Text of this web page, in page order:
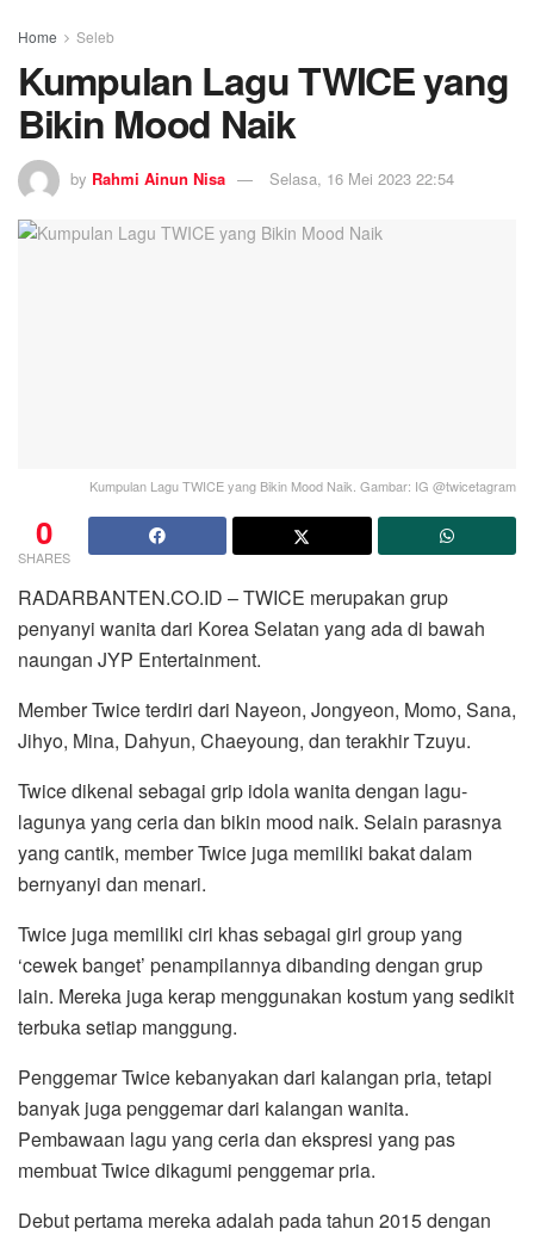
Home Seleb
Kumpulan Lagu TWICE yang
Bikin Mood Naik
by Rahmi Ainun Nisa Selasa, 16 Mei 2023 22:54
Kumpulan Lagu TWICE yang Bikin Mood Naik. Gambar: IG @twicetagram
0
SHARES
RADARBANTEN.CO.ID – TWICE merupakan grup
penyanyi wanita dari Korea Selatan yang ada di bawah
naungan JYP Entertainment.
Member Twice terdiri dari Nayeon, Jongyeon, Momo, Sana,
Jihyo, Mina, Dahyun, Chaeyoung, dan terakhir Tzuyu.
Twice dikenal sebagai grip idola wanita dengan lagu-
lagunya yang ceria dan bikin mood naik. Selain parasnya
yang cantik, member Twice juga memiliki bakat dalam
bernyanyi dan menari.
Twice juga memiliki ciri khas sebagai girl group yang
‘cewek banget’ penampilannya dibanding dengan grup
lain. Mereka juga kerap menggunakan kostum yang sedikit
terbuka setiap manggung.
Penggemar Twice kebanyakan dari kalangan pria, tetapi
banyak juga penggemar dari kalangan wanita.
Pembawaan lagu yang ceria dan ekspresi yang pas
membuat Twice dikagumi penggemar pria.
Debut pertama mereka adalah pada tahun 2015 dengan